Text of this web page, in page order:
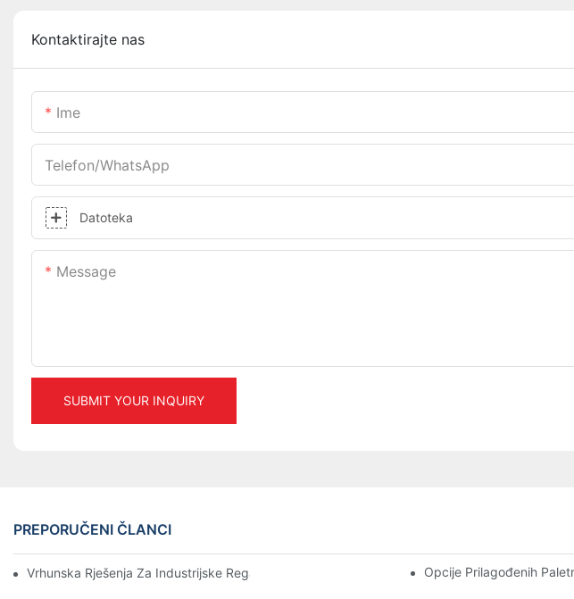
Kontaktirajte nas
Ime
Telefon/WhatsApp
Datoteka
Message
SUBMIT YOUR INQUIRY
PREPORUČENI ČLANCI
Vrhunska Rješenja Za Industrijske Regale Za Učinkovito Upravljanje Skladištem
Opcije Prilagođenih